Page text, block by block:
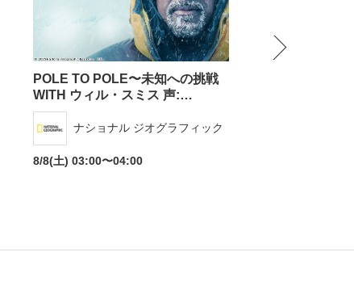
POLE TO POLE〜未知への挑戦
WITH ウィル・スミス 声:…
ナショナル ジオグラフィック
8/8(土) 03:00〜04:00